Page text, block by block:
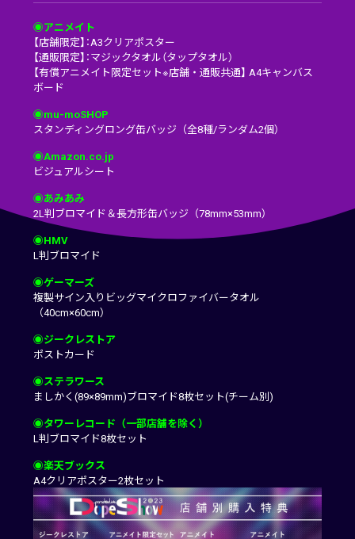
◉アニメイト
【店舗限定】：A3クリアポスター
【通販限定】：マジックタオル（タップタオル）
【有償アニメイト限定セット※店舗・通販共通】 A4キャンバス
ボード
◉mu-moSHOP
スタンディングロング缶バッジ（全8種/ランダム2個）
◉Amazon.co.jp
ビジュアルシート
◉あみあみ
2L判ブロマイド＆長方形缶バッジ（78mm×53mm）
◉HMV
L判ブロマイド
◉ゲーマーズ
複製サイン入りビッグマイクロファイバータオル
（40cm×60cm）
◉ジークレストア
ポストカード
◉ステラワース
ましかく(89×89mm)ブロマイド8枚セット(チーム別)
◉タワーレコード（一部店舗を除く）
L判ブロマイド8枚セット
◉楽天ブックス
A4クリアポスター2枚セット